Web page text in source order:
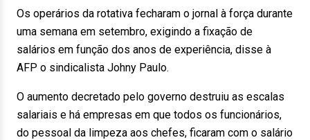
Os operários da rotativa fecharam o jornal à força durante
uma semana em setembro, exigindo a fixação de
salários em função dos anos de experiência, disse à
AFP o sindicalista Johny Paulo.
O aumento decretado pelo governo destruiu as escalas
salariais e há empresas em que todos os funcionários,
do pessoal da limpeza aos chefes, ficaram com o salário